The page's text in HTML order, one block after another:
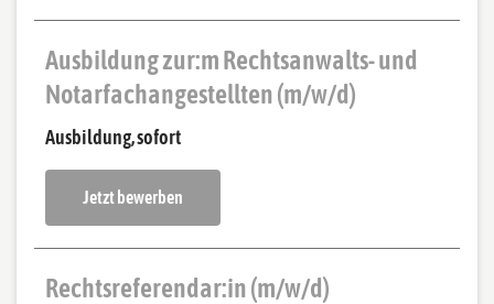
Ausbildung zur:m Rechtsanwalts- und
Notarfachangestellten (m/w/d)
Ausbildung, sofort
Jetzt bewerben
Rechtsreferendar:in (m/w/d)